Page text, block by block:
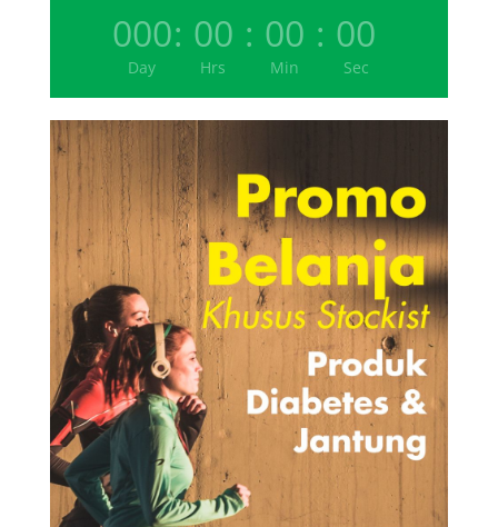
000
Day
: 00
Hrs
: 00
Min
: 00
Sec